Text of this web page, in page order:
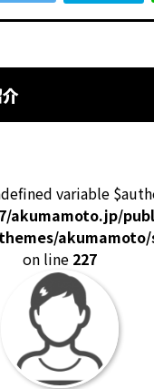
variable
akumamoto.jp/
on line 227